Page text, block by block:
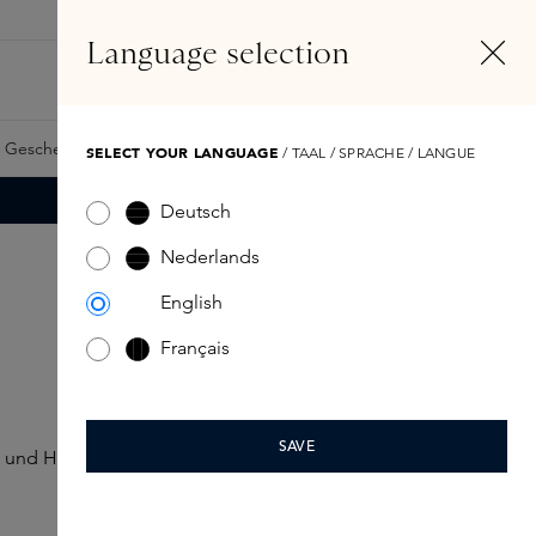
Samples Skins Exclusives Skins Boxen
Hautunreinheiten behandeln. Sie sorgen für eine
Language selection
SELECT YOUR LANGUAGE / TAAL / SPRACHE / LANGUE
Deutsch
Nederlands
English
Français
SAVE